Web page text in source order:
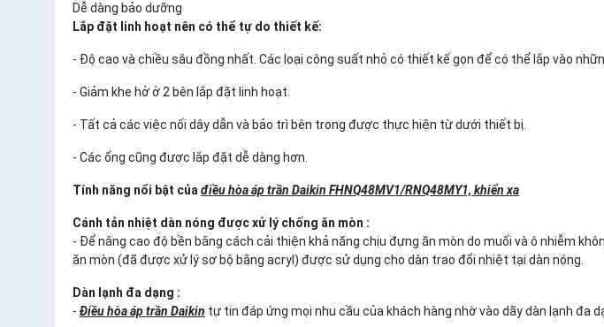
Dễ dàng bảo dưỡng
Lắp đặt linh hoạt nên có thể tự do thiết kế:
- Độ cao và chiều sâu đồng nhất. Các loại công suất nhỏ có thiết kế gọn để có thể lắp vào
- Giảm khe hở ở 2 bên lắp đặt linh hoạt.
- Tất cả các việc nối dây dẫn và bảo trì bên trong được thực hiện từ dưới thiết bị.
- Các ống cũng được lắp đặt dễ dàng hơn.
Tính năng nổi bật của điều hòa áp trần Daikin FHNQ48MV1/RNQ48MY1, khiển xa
Cánh tản nhiệt dàn nóng được xử lý chống ăn mòn :
- Để nâng cao độ bền bằng cách cải thiện khả năng chịu đựng ăn mòn do muối và ô nhiễm
ăn mòn (đã được xử lý sơ bộ bằng acryl) được sử dụng cho dàn trao đổi nhiệt tại dàn nóng.
Dàn lạnh đa dạng :
- Điều hòa áp trần Daikin tự tin đáp ứng mọi nhu cầu của khách hàng nhờ vào dãy dàn lạnh đa